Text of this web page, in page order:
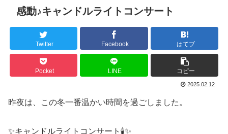
感動♪キャンドルライトコンサート
Twitter Facebook はてブ
Pocket LINE コピー
2025.02.12
昨夜は、この冬一番温かい時間を過ごしました。
✨キャンドルライトコンサート🕯️✨